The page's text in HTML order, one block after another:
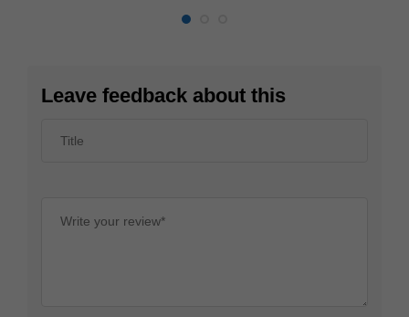
Leave feedback about this